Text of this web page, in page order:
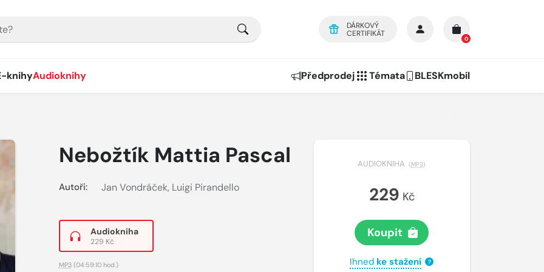
DÁRKOVÝ
CERTIFIKÁT
0
knihyAudioknihy Předprodej Témata BLESKmobil
Nebožtík Mattia Pascal
Autoři: Jan Vondráček, Luigi Pirandello
Audiokniha
229 Kč
MP3(04:59:10 hod.)
AUDIOKNIHA (MP3)
229 Kč
Koupit
Ihned ke stažení ?